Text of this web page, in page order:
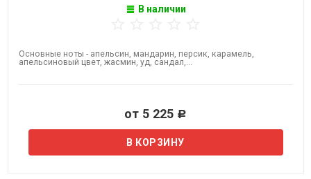
В наличии
Основные ноты - апельсин, мандарин, персик, карамель,
апельсиновый цвет, жасмин, уд, сандал,...
от 5 225 Р